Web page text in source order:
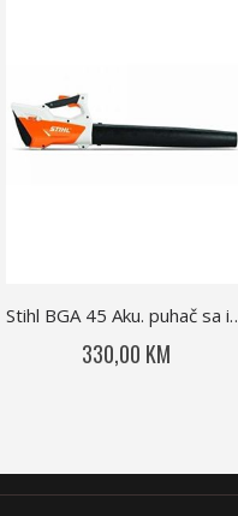
Stihl BGA 45 Aku.
330,00 KM